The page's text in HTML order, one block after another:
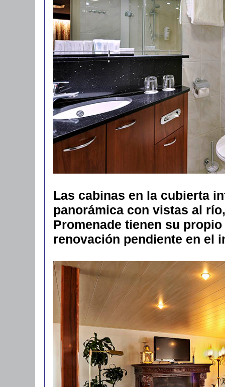
Las cabinas en la cubierta
panorámica con vistas al
Promenade tienen su
renovación pendiente en el